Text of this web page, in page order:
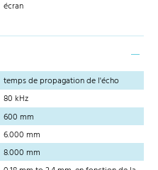
écran
temps de propagation de l'écho
80 kHz
600 mm
6.000 mm
8.000 mm